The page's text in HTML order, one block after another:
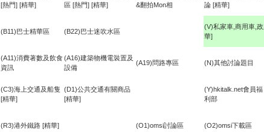
[熱門] [精華]
區 [熱門] [精華]
&翻拍Mon相
論 [精華]
(B11)巴士精華區 (B22)巴士迷吹水區
(V)私家車,商用車,
華]
(A11)消費著數及飲食
資訊
(A16)建築物機電裝置及
設備
(A19)問路專區 (N)其他討論題目
(C3)海上交通及船隻
[精華]
(D1)公共交通有關商品
[精華]
(Y)hkitalk.net會員福
利部
(R3)港外鐵路 [精華] (O1)omsi討論區 (O2)omsi下載區